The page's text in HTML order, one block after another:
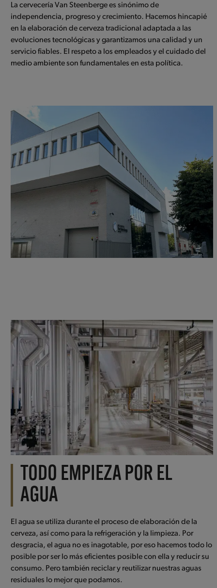
La cervecería Van Steenberge es sinónimo de
independencia, progreso y crecimiento. Hacemos hincapié
en la elaboración de cerveza tradicional adaptada a las
evoluciones tecnológicas y garantizamos una calidad y un
servicio fiables. El respeto a los empleados y el cuidado del
medio ambiente son fundamentales en esta política.
TODO EMPIEZA POR EL
AGUA
El agua se utiliza durante el proceso de elaboración de la
cerveza, así como para la refrigeración y la limpieza. Por
desgracia, el agua no es inagotable, por eso hacemos todo lo
posible por ser lo más eficientes posible con ella y reducir su
consumo. Pero también reciclar y reutilizar nuestras aguas
residuales lo mejor que podamos.